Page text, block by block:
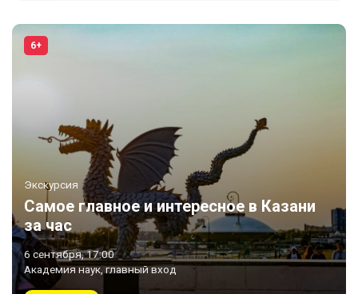
6+
Экскурсия
Самое главное и интересное в Казани
за час
6 сентября, 17:00
Академия наук, главный вход